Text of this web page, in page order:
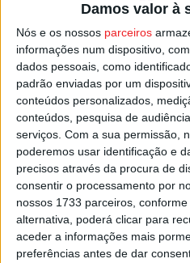
Damos valor à
Nós e os nossos parceiros
informações num dispositivo,
dados pessoais, como
padrão enviadas por um
conteúdos personalizados,
conteúdos, pesquisa de
serviços. Com a sua permissão,
poderemos usar identificação e
precisos através da procura de
consentir o processamento por
nossos 1733 parceiros,
alternativa, poderá clicar para
aceder a informações mais
preferências antes de dar
de fiscalização de alteração
transformação, tempos de
pausas e períodos de
velocidades instantâneas
controlo durante as últimas
funcionamento do aparelho
O objetivo, segundo o
contribuir para a adoção de
seguros por parte dos
respeito pela lei que regula a
veículos e serviços de